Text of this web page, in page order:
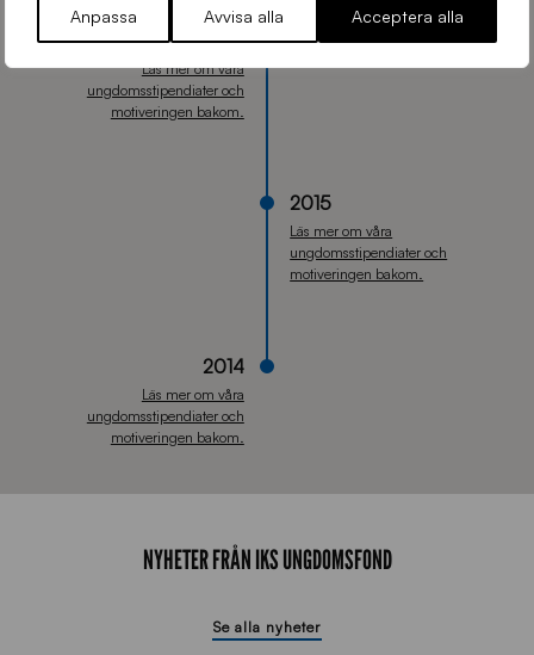
Anpassa Avvisa alla Acceptera alla
2016
Läs mer om våra
ungdomsstipendiater och
motiveringen bakom.
2015
Läs mer om våra
ungdomsstipendiater och
motiveringen bakom.
2014
Läs mer om våra
ungdomsstipendiater och
motiveringen bakom.
NYHETER FRÅN IKS UNGDOMSFOND
Se alla nyheter